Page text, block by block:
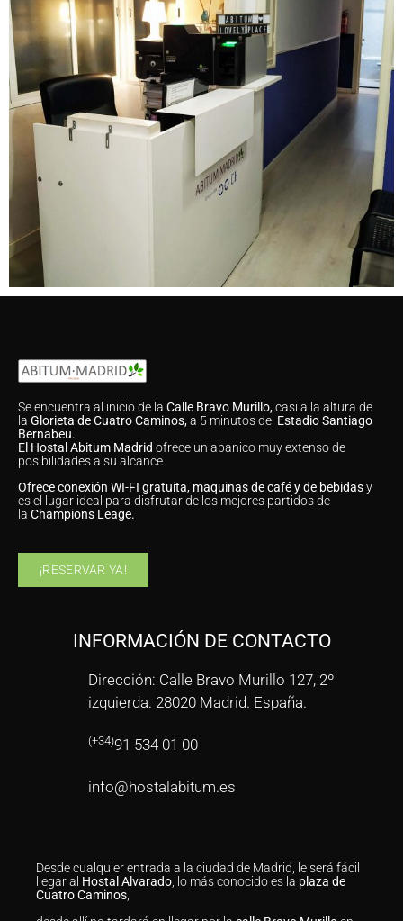
Se encuentra al inicio de la Calle Bravo Murillo,casi a la altura de
la Glorieta de Cuatro Caminos,a 5 minutos del Estadio Santiago
Bernabeu.
El Hostal Abitum Madrid ofrece un abanico muy extenso de
posibilidades a su alcance.
Ofrece conexión WI-FI gratuita, maquinas de café y de bebidasy
es el lugar ideal para disfrutar de los mejores partidos de
la Champions Leage.
¡RESERVAR YA!
INFORMACIÓN DE CONTACTO
Dirección: Calle Bravo Murillo 127, 2º
izquierda. 28020 Madrid. España.
(+34)91 534 01 00
info@hostalabitum.es
Desde cualquier entrada a la ciudad de Madrid, le será fácil
llegar al Hostal Alvarado, lo más conocido es la plaza de
Cuatro Caminos,